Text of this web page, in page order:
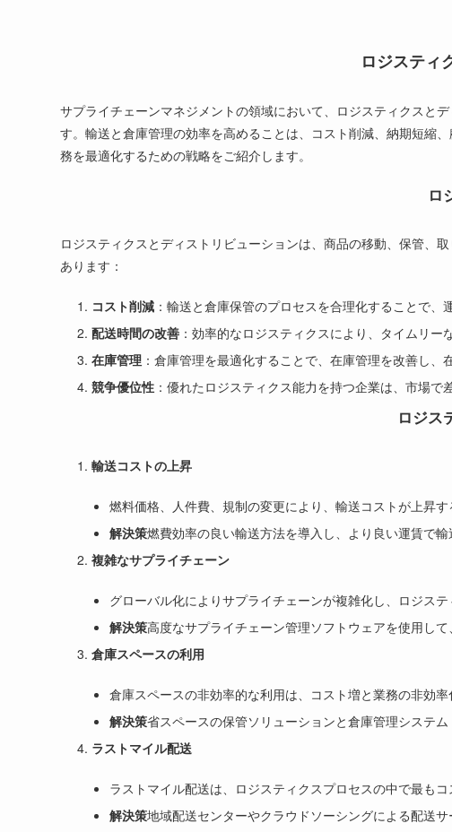
ロジスティ
サプライチェーンマネジメントの領域において、ロジスティクスと
す。輸送と倉庫管理の効率を高めることは、コスト削減、納期短縮
務を最適化するための戦略をご紹介します。
ロ
ロジスティクスとディストリビューションは、商品の移動、保管、
あります：
コスト削減 ：輸送と倉庫保管のプロセスを合理化することで、
配送時間の改善 ：効率的なロジスティクスにより、タイムリー
在庫管理 ：倉庫管理を最適化することで、在庫管理を改善し、
競争優位性 ：優れたロジスティクス能力を持つ企業は、市場で
ロジス
輸送コストの上昇
燃料価格、人件費、規制の変更により、輸送コストが上昇す
解決策燃費効率の良い輸送方法を導入し、より良い運賃で
複雑なサプライチェーン
グローバル化によりサプライチェーンが複雑化し、ロジス
解決策高度なサプライチェーン管理ソフトウェアを使用し
倉庫スペースの利用
倉庫スペースの非効率的な利用は、コスト増と業務の非効率
解決策省スペースの保管ソリューションと倉庫管理システ
ラストマイル配送
ラストマイル配送は、ロジスティクスプロセスの中で最もコ
解決策地域配送センターやクラウドソーシングによる配送